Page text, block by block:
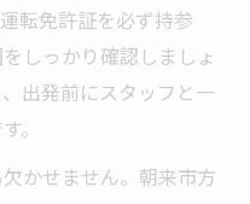
転免許証を必ず持参
しっかり確認しましょ
出発前にスタッフと一
。
かせません。朝来市方